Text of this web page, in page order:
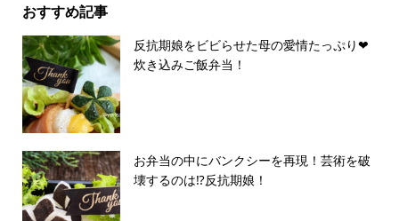
おすすめ記事
反抗期娘をビビらせた母の愛情たっぷり❤︎
炊き込みご飯弁当！
お弁当の中にバンクシーを再現！芸術を破
壊するのは⁉︎反抗期娘！